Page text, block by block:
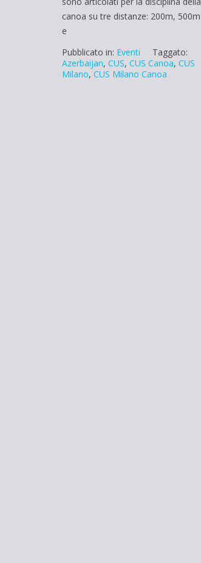
canoa su tre distanze: 200m, 500m
e
Pubblicato in: Eventi
Taggato:
Azerbaijan, CUS, CUS Canoa, CUS
Milano, CUS Milano Canoa